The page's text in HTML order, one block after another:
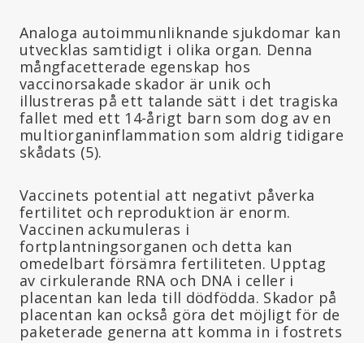
Analoga autoimmunliknande sjukdomar kan
utvecklas samtidigt i olika organ. Denna
mångfacetterade egenskap hos
vaccinorsakade skador är unik och
illustreras på ett talande sätt i det tragiska
fallet med ett 14-årigt barn som dog av en
multiorganinflammation som aldrig tidigare
skådats (5).
Vaccinets potential att negativt påverka
fertilitet och reproduktion är enorm.
Vaccinen ackumuleras i
fortplantningsorganen och detta kan
omedelbart försämra fertiliteten. Upptag
av cirkulerande RNA och DNA i celler i
placentan kan leda till dödfödda. Skador på
placentan kan också göra det möjligt för de
paketerade generna att komma in i fostrets